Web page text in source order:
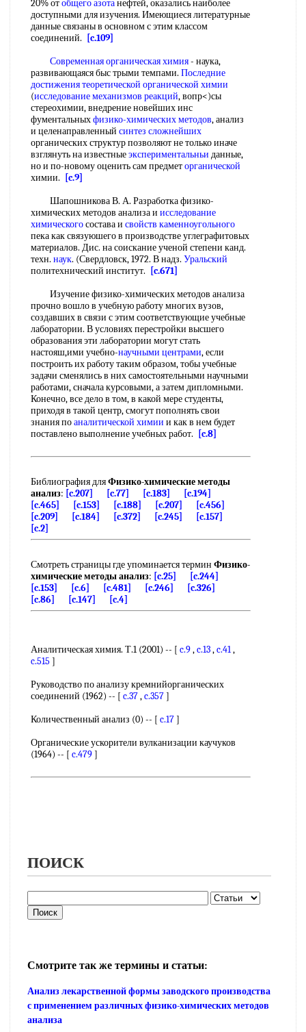
20% отобщего азотанефтей, оказались наиболее
доступными для изучения. Имеющиеся литературные
данные связаны в основном с этим классом
соединений.
[c.109]
Современная органическая химия- наука,
развивающаяся быс трыми темпами. Последние
достижениятеоретической органической химии
(исследование механизмов реакций, вопр<)сы
стереохимии, внедрение новейших инс
фументальныхфизико-химических методов, анализ
и целенаправленный синтез сложнейших
органических структур позволяют не только иначе
взглянуть на известныеэкспериментальньи данные,
но и по-новому оценить сам предметорганической
химии.
[c.9]
Шапошникова В. А. Разработка физико-
химических методов анализа и исследование
химическогосостава и свойств каменноугольного
пека как связуюшего в производстве углеграфитовых
материалов. Дис. на соискание ученой степени канд.
техн. наук. (Свердловск, 1972. В надз. Уральский
политехнический институт.
[c.671]
Изучение физико-химических методов анализа
прочно вошло в учебную работу многих вузов,
создавших в связи с этим соответствующие учебные
лаборатории. В условиях перестройки высшего
образования эти лаборатории могут стать
настояш,ими учебно-научными центрами, если
построить их работу таким образом, тобы учебные
задачи сменялись в них самостоятельными научными
работами, сначала курсовыми, а затем дипломными.
Конечно, все дело в том, в какой мере студенты,
приходя в такой центр, смогут пополнять свои
знания поаналитической химии и как в нем будет
поставлено выполнение учебных работ.
[c.8]
Библиография дляФизико-химические методы
анализ: [c.207] [c.77] [c.183]
[c.194]
[c.465]
[c.153] [c.188] [c.207]
[c.456]
[c.209]
[c.184] [c.372] [c.245]
[c.157]
[c.2]
Смотреть страницы где упоминается термин Физико-
химические методы анализ: [c.25]
[c.244]
[c.153]
[c.6] [c.481] [c.246]
[c.326]
[c.86]
[c.147] [c.4]
Аналитическая химия. Т.1 (2001) -- [ c.9,c.13,c.41,
c.515 ]
Руководство по анализу кремнийорганических
соединений (1962) -- [ c.37,c.357]
Количественный анализ (0) -- [ c.17]
Органические ускорители вулканизации каучуков
(1964) -- [ c.479]
ПОИСК
Смотрите так же термины и статьи:
Анализ лекарственной формы заводского производства
с применением различных физико-химических методов
анализа